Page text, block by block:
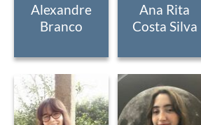
Alexandre
Branco
Ana Rita
Costa Silva